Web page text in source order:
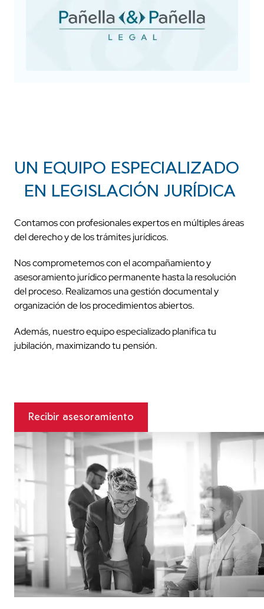
UN EQUIPO ESPECIALIZADO
EN LEGISLACIÓN JURÍDICA
Contamos con profesionales expertos en múltiples áreas
del derecho y de los trámites jurídicos.
Nos comprometemos con el acompañamiento y
asesoramiento jurídico permanente hasta la resolución
del proceso. Realizamos una gestión documental y
organización de los procedimientos abiertos.
Además, nuestro equipo especializado planifica tu
jubilación, maximizando tu pensión.
Recibir asesoramiento